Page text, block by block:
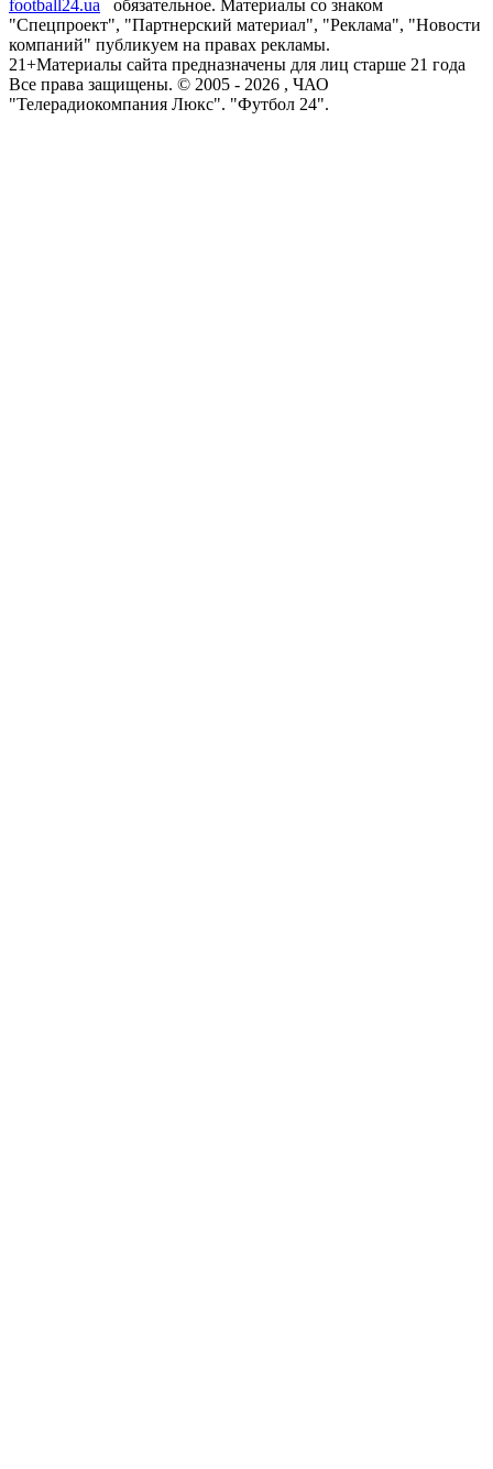
football24.ua
обязательное. Материалы со знаком
"Спецпроект", "Партнерский материал", "Реклама", "Новости
компаний" публикуем на правах рекламы.
21+Материалы сайта предназначены для лиц старше 21 года
Все права защищены. © 2005 - 2026 , ЧАО
"Телерадиокомпания Люкс". "Футбол 24".